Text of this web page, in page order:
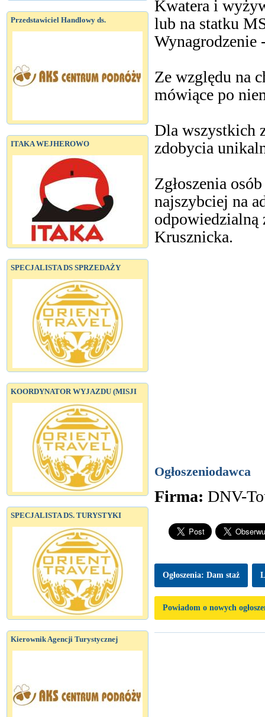
Przedstawiciel Handlowy ds.
ITAKA WEJHEROWO
SPECJALISTA DS SPRZEDAŻY
KOORDYNATOR WYJAZDU (MISJI
SPECJALISTA DS. TURYSTYKI
Kierownik Agencji Turystycznej
Kwatera i
lub na statku
Wynagrodzenie
Ze względu na
mówiące po
Dla wszystkich
zdobycia
Zgłoszenia
najszybciej na
odpowiedzialną
Krusznicka.
Ogłoszeniodawca
Firma: DNV-
Ogłoszenia: Dam staż
Powiadom o nowych